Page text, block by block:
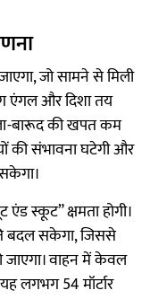
जो सामने से मिली
एंगल और दिशा तय
बारूद की खपत कम
की संभावना घटेगी और
स्कूट” क्षमता होगी।
बदल सकेगा, जिससे
जाएगा। वाहन में केवल
लगभग 54 मॉर्टार